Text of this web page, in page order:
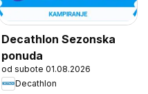
Decathlon Sezonska
ponuda
od subote 01.08.2026
Decathlon